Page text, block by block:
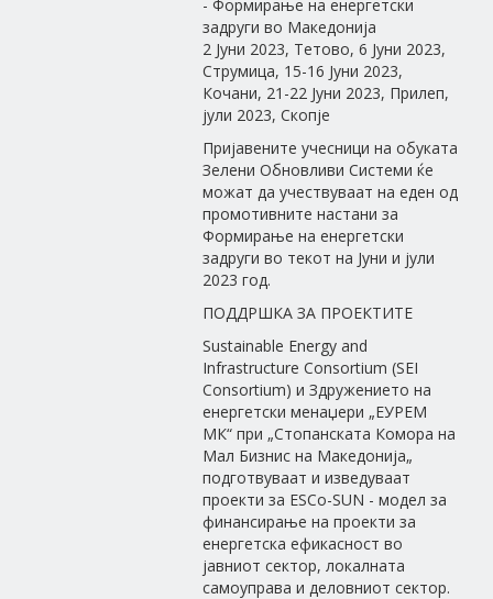
- Формирање на енергетски
задруги во Македонија
2 Јуни 2023, Тетово, 6 Јуни 2023,
Струмица, 15-16 Јуни 2023,
Кочани, 21-22 Јуни 2023, Прилеп,
јули 2023, Скопје
Пријавените учесници на обуката
Зелени Обновливи Системи ќе
можат да учествуваат на еден од
промотивните настани за
Формирање на енергетски
задруги во текот на Јуни и јули
2023 год.
ПОДДРШКА ЗА ПРОЕКТИТЕ
Sustainable Energy and
Infrastructure Consortium (SEI
Consortium) и Здружението на
енергетски менаџери „ЕУРЕМ
МК“ при „Стопанската Комора на
Мал Бизнис на Македонија„
подготвуваат и изведуваат
проекти за ESCо-SUN - модел за
финансирање на проекти за
енергетска ефикасност во
јавниот сектор, локалната
самоуправа и деловниот сектор.